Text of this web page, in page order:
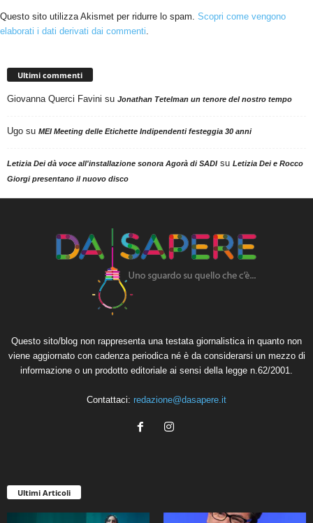
Questo sito utilizza Akismet per ridurre lo spam. Scopri come vengono
elaborati i dati derivati dai commenti.
Ultimi commenti
Giovanna Querci Favini su Jonathan Tetelman un tenore del nostro tempo
Ugo su MEI Meeting delle Etichette Indipendenti festeggia 30 anni
Letizia Dei dà voce all'installazione sonora Agorà di SADIsu Letizia Dei e Rocco
Giorgi presentano il nuovo disco
Questo sito/blog non rappresenta una testata giornalistica in quanto non
viene aggiornato con cadenza periodica né è da considerarsi un mezzo di
informazione o un prodotto editoriale ai sensi della legge n.62/2001.
Contattaci: redazione@dasapere.it
Ultimi Articoli